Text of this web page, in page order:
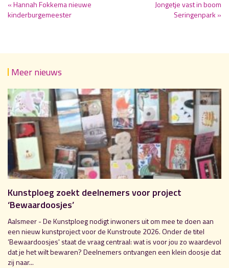
« Hannah Fokkema nieuwe
kinderburgemeester
Jongetje vast in boom
Seringenpark »
Meer nieuws
Kunstploeg zoekt deelnemers voor project
‘Bewaardoosjes’
Aalsmeer - De Kunstploeg nodigt inwoners uit om mee te doen aan
een nieuw kunstproject voor de Kunstroute 2026. Onder de titel
‘Bewaardoosjes' staat de vraag centraal: wat is voor jou zo waardevol
dat je het wilt bewaren? Deelnemers ontvangen een klein doosje dat
zij naar...